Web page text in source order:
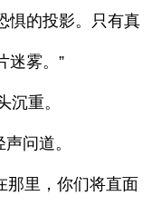
惧的投影。只有真
迷雾。”
重。
问道。
那里，你们将直面